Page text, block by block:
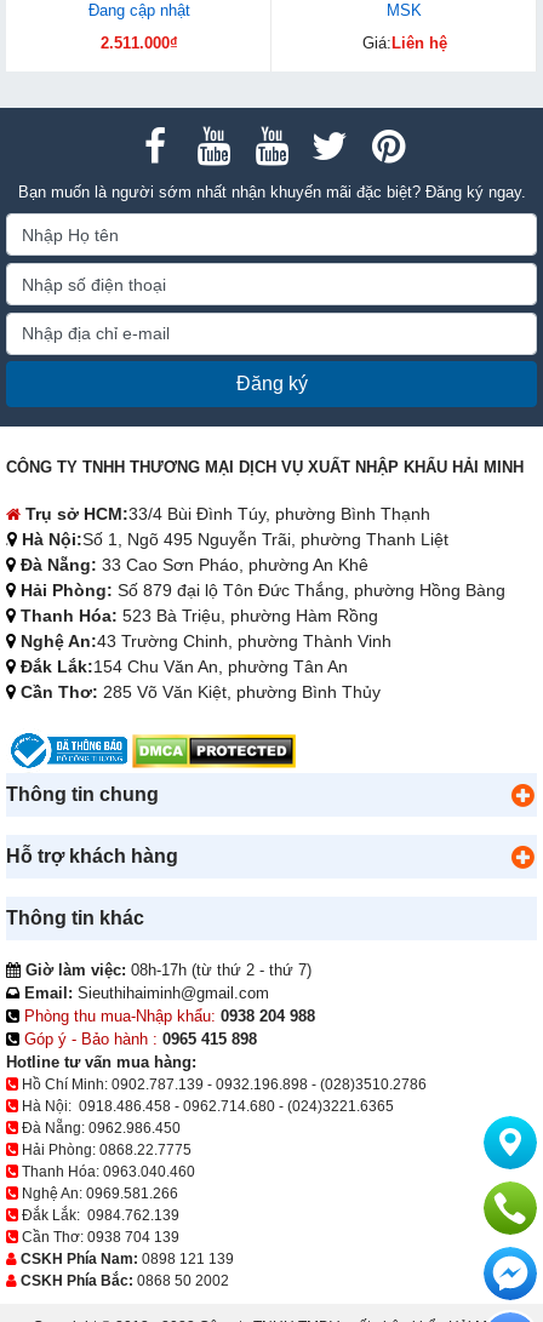
Đang cập nhật
2.511.000₫
MSK
Giá: Liên hệ
Bạn muốn là người sớm nhất nhận khuyến mãi đặc biệt? Đăng ký ngay.
Đăng ký
CÔNG TY TNHH THƯƠNG MẠI DỊCH VỤ XUẤT NHẬP KHẨU HẢI MINH
Trụ sở HCM:33/4 Bùi Đình Túy, phường Bình Thạnh
Hà Nội:Số 1, Ngõ 495 Nguyễn Trãi, phường Thanh Liệt
Đà Nẵng: 33 Cao Sơn Pháo, phường An Khê
Hải Phòng: Số 879 đại lộ Tôn Đức Thắng, phường Hồng Bàng
Thanh Hóa: 523 Bà Triệu, phường Hàm Rồng
Nghệ An:43 Trường Chinh, phường Thành Vinh
Đắk Lắk:154 Chu Văn An, phường Tân An
Cần Thơ: 285 Võ Văn Kiệt, phường Bình Thủy
Thông tin chung
Hỗ trợ khách hàng
Thông tin khác
Giờ làm việc: 08h-17h (từ thứ 2 - thứ 7)
Email: Sieuthihaiminh@gmail.com
Phòng thu mua-Nhập khẩu: 0938 204 988
Góp ý - Bảo hành : 0965 415 898
Hotline tư vấn mua hàng:
Hồ Chí Minh: 0902.787.139 - 0932.196.898 - (028)3510.2786
Hà Nội: 0918.486.458 - 0962.714.680 - (024)3221.6365
Đà Nẵng: 0962.986.450
Hải Phòng: 0868.22.7775
Thanh Hóa: 0963.040.460
Nghệ An: 0969.581.266
Đắk Lắk: 0984.762.139
Cần Thơ: 0938 704 139
CSKH Phía Nam: 0898 121 139
CSKH Phía Bắc: 0868 50 2002